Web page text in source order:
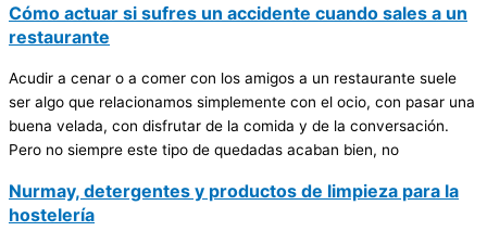
Cómo actuar si sufres un accidente cuando sales a un
restaurante
Acudir a cenar o a comer con los amigos a un restaurante suele
ser algo que relacionamos simplemente con el ocio, con pasar una
buena velada, con disfrutar de la comida y de la conversación.
Pero no siempre este tipo de quedadas acaban bien, no
Nurmay, detergentes y productos de limpieza para la
hostelería